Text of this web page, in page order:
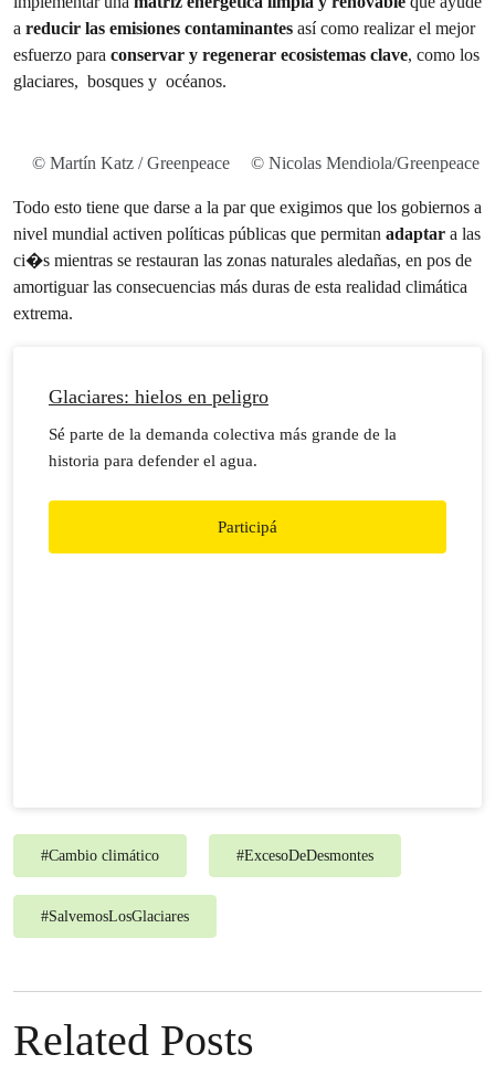
a reducir las emisiones contaminantes así como realizar el mejor
esfuerzo para conservar y regenerar ecosistemas clave, como los
glaciares, bosques y océanos.
© Martín Katz / Greenpeace © Nicolas Mendiola/Greenpeace
Todo esto tiene que darse a la par que exigimos que los gobiernos a
nivel mundial activen políticas públicas que permitan adaptar a las
ci�s mientras se restauran las zonas naturales aledañas, en pos de
amortiguar las consecuencias más duras de esta realidad climática
extrema.
Glaciares: hielos en peligro
Sé parte de la demanda colectiva más grande de la
historia para defender el agua.
Participá
#Cambio climático #ExcesoDeDesmontes
#SalvemosLosGlaciares
Related Posts